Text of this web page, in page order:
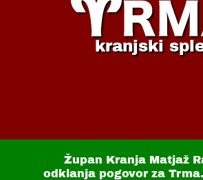
kranjski
Župan Kranja Matjaž
odklanja pogovor za